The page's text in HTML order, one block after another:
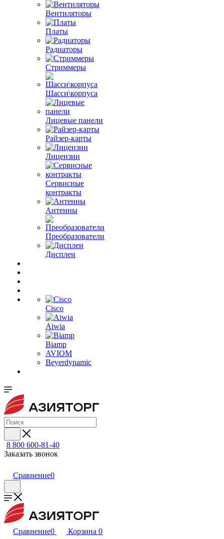
Вентиляторы
Платы
Радиаторы
Стриммеры
Шасси\корпуса
Лицевые панели
Райзер-карты
Лицензии
Сервисные
контракты
Антенны
Преобразователи
Дисплеи
Cisco
Aiwia
Biamp
AVIOM
Beyerdynamic
8 800 600-81-40
Заказать звонок
Сравнение0
Сравнение0 Корзина 0